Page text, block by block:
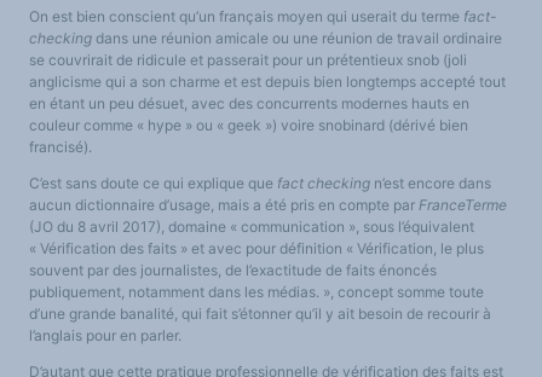
On est bien conscient qu’un français moyen qui userait du terme fact-
checking dans une réunion amicale ou une réunion de travail ordinaire
se couvrirait de ridicule et passerait pour un prétentieux snob (joli
anglicisme qui a son charme et est depuis bien longtemps accepté tout
en étant un peu désuet, avec des concurrents modernes hauts en
couleur comme « hype » ou « geek ») voire snobinard (dérivé bien
francisé).
C’est sans doute ce qui explique que fact checking n’est encore dans
aucun dictionnaire d’usage, mais a été pris en compte par FranceTerme
(JO du 8 avril 2017), domaine « communication », sous l’équivalent
« Vérification des faits » et avec pour définition « Vérification, le plus
souvent par des journalistes, de l’exactitude de faits énoncés
publiquement, notamment dans les médias. », concept somme toute
d’une grande banalité, qui fait s’étonner qu’il y ait besoin de recourir à
l’anglais pour en parler.
D’autant que cette pratique professionnelle de vérification des faits est